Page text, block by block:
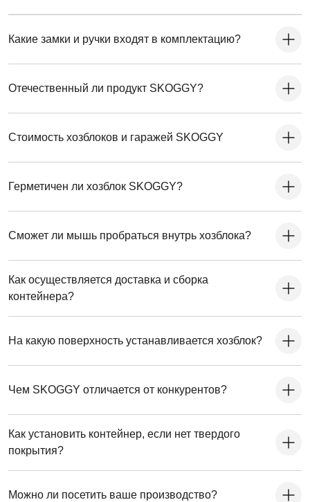
Какие замки и ручки входят в комплектацию?
Отечественный ли продукт SKOGGY?
Стоимость хозблоков и гаражей SKOGGY
Герметичен ли хозблок SKOGGY?
Сможет ли мышь пробраться внутрь хозблока?
Как осуществляется доставка и сборка
контейнера?
На какую поверхность устанавливается хозблок?
Чем SKOGGY отличается от конкурентов?
Как установить контейнер, если нет твердого
покрытия?
Можно ли посетить ваше производство?